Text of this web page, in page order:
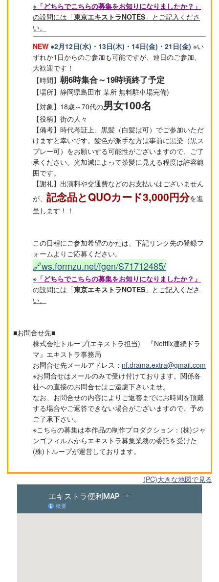
※ 「どちらでこちらの募集をお知りになりましたか？」
の設問には「東京エキストラNOTES 」とご記入くださ
い。
NEW ●2月12日(水)・13日(木)・14日(金)・21日(金) ※い
ずれか1日からのご参加も可能ですが、連日のご参加、
大歓迎です！
【時間】 朝6時集合～19時頃終了予定
【場所】静岡県島田市 某所 無料駐車場完備)
【対象】18歳～70代の男女100名
【役柄】街の人々
【備考】時代考証上、黒髪（白髪は可）でご参加いただ
けますと幸いです。髪色が派手な方は事前に黒染（黒ス
プレー可）をお願いする可能性がございますので、ご了
承ください。光加減によって茶髪に見える程度は許容範
囲です。
【謝礼】出演料や交通費などのお支払いはございません
が、 記念品とQUOカード3,000円分を進
呈します！！
この日程にご参加希望のかたは、下記リンク先の登録フ
ォームよりご応募ください。
🔗ws.formzu.net/fgen/S71712485/
※ 「どちらでこちらの募集をお知りになりましたか？」
の設問には「東京エキストラNOTES 」とご記入くださ
い。
■お問合せ先■
株式会社トループ(エキストラ担当) 『Netflix連続ドラ
マ』エキストラ事務局
お問合せ先メールアドレス： nf.drama.extra@gmail.com
※お問合せはメールのみで受け付けております。関係各
社への直接のお問合せはご遠慮下さいませ。
なお、お問合せの内容によりご返答までにお時間を頂戴
する場合やご返答できない場合がございますので、予め
ご了承下さい。
※こちらの募集は本作品の制作プロダクション：(株)ジャ
ンゴフィルムからエキストラ募集業務の委託を受けた
(株)トループが運営しております。
(PC)大きな地図で見る